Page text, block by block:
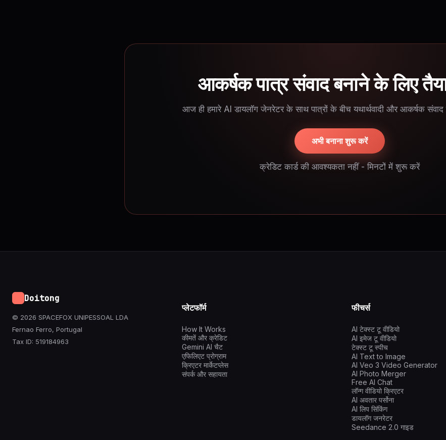
आकर्षक पात्र संवाद बनाने के लिए
आज ही हमारे AI डायलॉग जेनरेटर के साथ पात्रों के बीच यथार्थवादी और आकर्षक
अभी बनाना शुरू करें
क्रेडिट कार्ड की आवश्यकता नहीं - मिनटों में शुरू करें
Doitong
© 2026 SPACEFOX UNIPESSOAL LDA
Fernao Ferro, Portugal
Tax ID: 519184963
प्लेटफॉर्म
How It Works
कीमतें और क्रेडिट
Gemini AI चैट
एफिलिएट प्रोग्राम
क्रिएटर मार्केटप्लेस
संपर्क और सहायता
फीचर्स
AI टेक्स्ट टू वीडियो
AI इमेज टू वीडियो
टेक्स्ट टू स्पीच
AI Text to Image
AI Veo 3 Video Generator
AI Photo Merger
Free AI Chat
लॉन्ग वीडियो क्रिएटर
AI अवतार पर्सोना
AI लिप सिंकिंग
डायलॉग जनरेटर
Seedance 2.0 गाइड